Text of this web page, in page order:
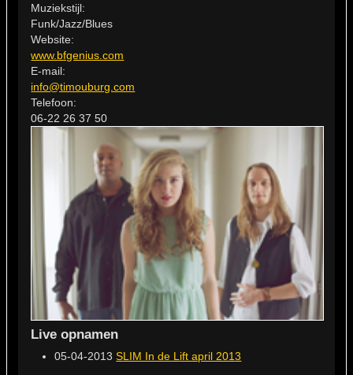
Muziekstijl:
Funk/Jazz/Blues
Website:
www.bfgenius.com
E-mail:
info@timouburg.com
Telefoon:
06-22 26 37 50
Live opnamen
05-04-2013SLIM In de Lift april 2013